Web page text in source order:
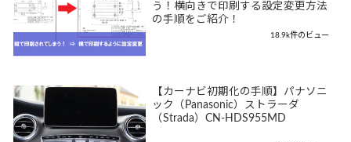
う！横向きで印刷する設定変更方法
の手順をご紹介！
18.9k件のビュー
【カーナビ初期化の手順】パナソニ
ック（Panasonic）ストラーダ
（Strada）CN-HDS955MD